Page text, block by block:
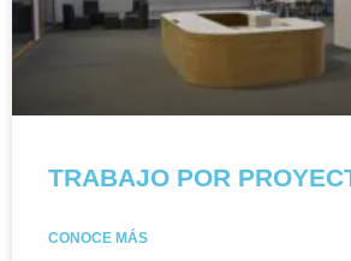
TRABAJO POR
CONOCE MÁS